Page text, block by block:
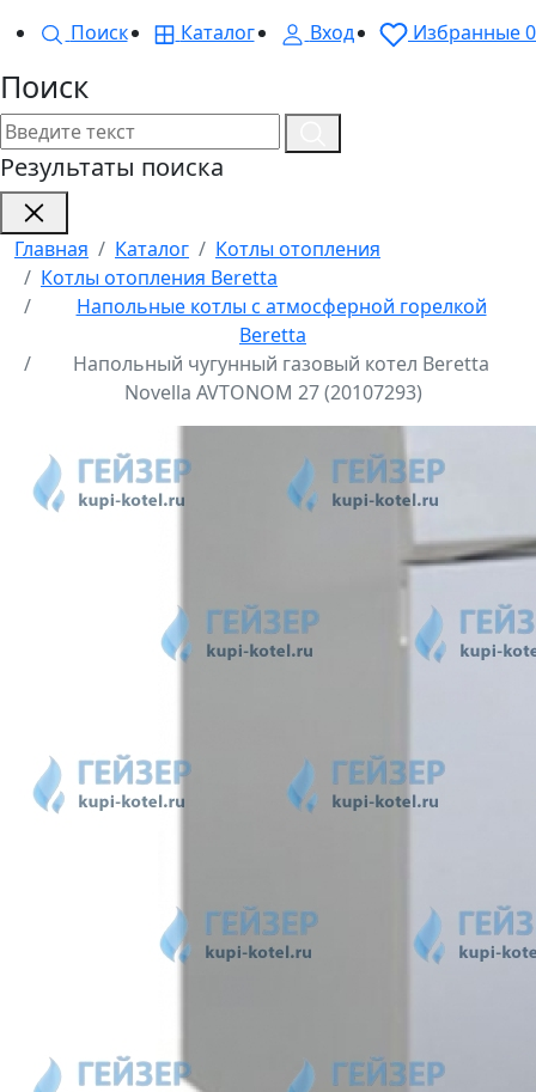
Поиск
Каталог Вход Избранные0
Поиск
Результаты поиска
Главная Каталог
Котлы отопления
Котлы отопления Beretta
Напольные котлы с атмосферной горелкой
Beretta
Напольный чугунный газовый котел Beretta
Novella AVTONOM 27 (20107293)